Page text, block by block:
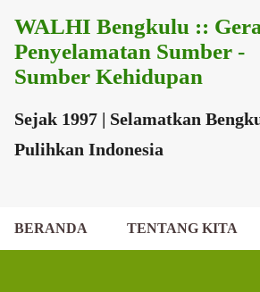
Langsung ke konten
WALHI Bengkulu ::
Penyelamatan Sumber -
Sumber Kehidupan
Sejak 1997 | Selamatkan
Pulihkan Indonesia
BERANDA TENTANG KITA